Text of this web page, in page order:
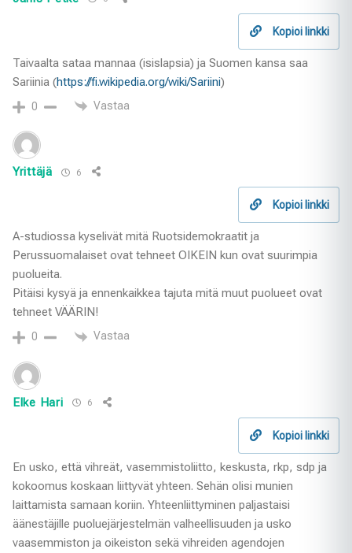
Kopioi linkki
Taivaalta sataa mannaa (isislapsia) ja Suomen kansa saa
Sariinia (https://fi.wikipedia.org/wiki/Sariini)
0 Vastaa
Yrittäjä 6
Kopioi linkki
A-studiossa kyselivät mitä Ruotsidemokraatit ja
Perussuomalaiset ovat tehneet OIKEIN kun ovat suurimpia
puolueita.
Pitäisi kysyä ja ennenkaikkea tajuta mitä muut puolueet ovat
tehneet VÄÄRIN!
0 Vastaa
Elke Hari 6
Kopioi linkki
En usko, että vihreät, vasemmistoliitto, keskusta, rkp, sdp ja
kokoomus koskaan liittyvät yhteen. Sehän olisi munien
laittamista samaan koriin. Yhteenliittyminen paljastaisi
äänestäjille puoluejärjestelmän valheellisuuden ja usko
vaasemmiston ja oikeiston sekä vihreiden agendojen